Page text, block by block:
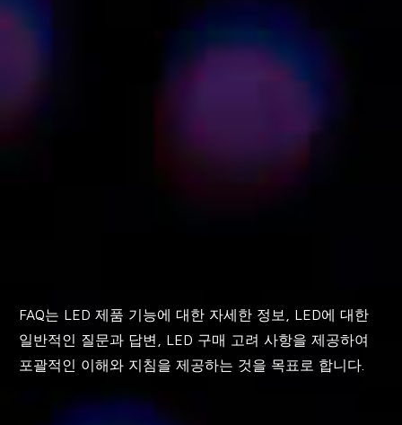
FAQ는 LED 제품 기능에 대한 자세한 정보, LED에 대한
일반적인 질문과 답변, LED 구매 고려 사항을 제공하여
포괄적인 이해와 지침을 제공하는 것을 목표로 합니다.